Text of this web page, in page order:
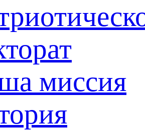
миссия